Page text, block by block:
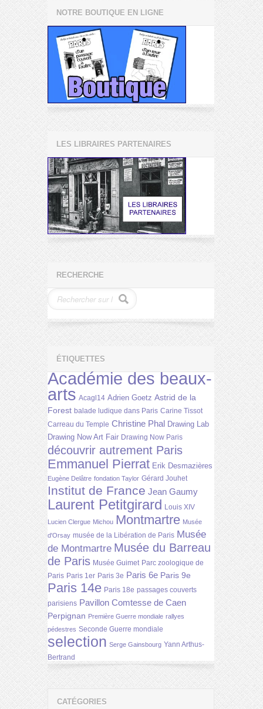
NOTRE BOUTIQUE EN LIGNE
LES LIBRAIRES PARTENAIRES
RECHERCHE
ÉTIQUETTES
Académie des beaux-
arts Acagl14 Adrien Goetz Astrid de la
Forest balade ludique dans Paris Carine Tissot
Carreau du Temple Christine Phal Drawing Lab
Drawing Now Art Fair Drawing Now Paris
découvrir autrement Paris
Emmanuel Pierrat Erik Desmazières
Eugène Delâtre fondation Taylor Gérard Jouhet
Institut de France Jean Gaumy
Laurent Petitgirard Louis XIV
Lucien Clergue Michou Montmartre Musée
d'Orsay musée de la Libération de Paris Musée
de Montmartre Musée du Barreau
de Paris Musée Guimet Parc zoologique de
Paris Paris 1er Paris 3e Paris 6e Paris 9e
Paris 14e Paris 18e passages couverts
parisiens Pavillon Comtesse de Caen
Perpignan Première Guerre mondiale rallyes
pédestres Seconde Guerre mondiale
selection Serge Gainsbourg Yann Arthus-
Bertrand
CATÉGORIES